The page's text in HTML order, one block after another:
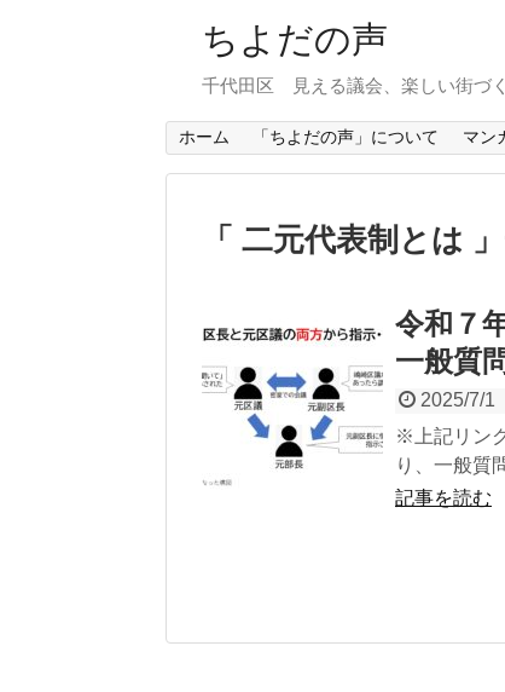
ちよだの声
千代田区 見える議会、楽しい街づ
ホーム 「ちよだの声」について マン
二元代表制とは
令和７
一般質
2025/7/1
※上記リン
り、一般質
記事を読む